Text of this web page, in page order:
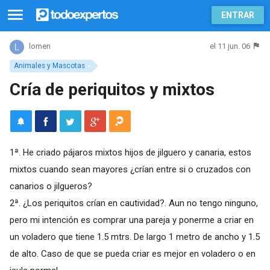
ENTRAR
Animales y Mascotas
lomen el 11 jun. 06
Cría de periquitos y mixtos
1ª. He criado pájaros mixtos hijos de jilguero y canaria, estos
mixtos cuando sean mayores ¿crían entre si o cruzados con
canarios o jilgueros?
2ª. ¿Los periquitos crían en cautividad?. Aun no tengo ninguno,
pero mi intención es comprar una pareja y ponerme a criar en
un voladero que tiene 1.5 mtrs. De largo 1 metro de ancho y 1.5
de alto. Caso de que se pueda criar es mejor en voladero o en